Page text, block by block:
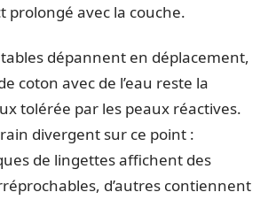
prolongé avec la couche.
dépannent en déplacement,
coton avec de l’eau reste la
tolérée par les peaux réactives.
divergent sur ce point :
de lingettes affichent des
d’autres contiennent